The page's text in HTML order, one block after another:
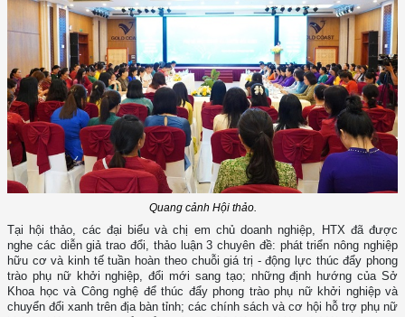
Quang cảnh Hội thảo.
Tại hội thảo, các đại biểu và chị em chủ doanh nghiệp, HTX đã được
nghe các diễn giả trao đổi, thảo luận 3 chuyên đề: phát triển nông nghiệp
hữu cơ và kinh tế tuần hoàn theo chuỗi giá trị - động lực thúc đẩy phong
trào phụ nữ khởi nghiệp, đổi mới sang tạo; những định hướng của Sở
Khoa học và Công nghệ để thúc đẩy phong trào phụ nữ khởi nghiệp và
chuyển đổi xanh trên địa bàn tỉnh; các chính sách và cơ hội hỗ trợ phụ nữ